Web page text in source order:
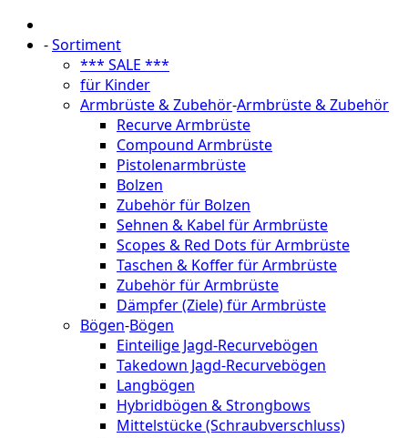
-Sortiment
*** SALE ***
für Kinder
Armbrüste & Zubehör-Armbrüste & Zubehör
Recurve Armbrüste
Compound Armbrüste
Pistolenarmbrüste
Bolzen
Zubehör für Bolzen
Sehnen & Kabel für Armbrüste
Scopes & Red Dots für Armbrüste
Taschen & Koffer für Armbrüste
Zubehör für Armbrüste
Dämpfer (Ziele) für Armbrüste
Bögen-Bögen
Einteilige Jagd-Recurvebögen
Takedown Jagd-Recurvebögen
Langbögen
Hybridbögen & Strongbows
Mittelstücke (Schraubverschluss)